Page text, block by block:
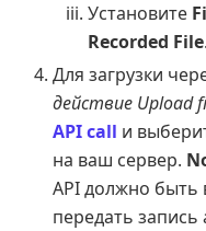
Установите
Recorded File.
Для загрузки
действие Upload
API call и
на ваш сервер.
API должно быть
передать запись